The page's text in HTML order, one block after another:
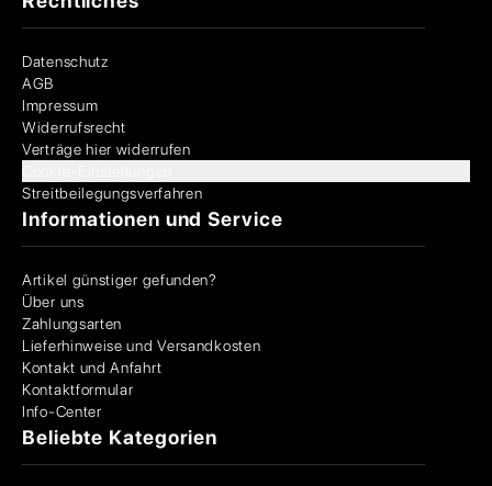
Datenschutz
AGB
Impressum
Widerrufsrecht
Verträge hier widerrufen
Streitbeilegungsverfahren
Informationen und Service
Artikel günstiger gefunden?
Über uns
Zahlungsarten
Lieferhinweise und Versandkosten
Kontakt und Anfahrt
Kontaktformular
Info-Center
Beliebte Kategorien